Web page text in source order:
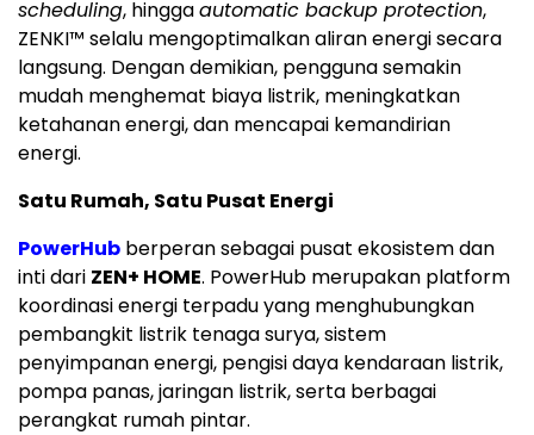
scheduling, hinggaautomatic backup protection,
ZENKI™ selalu mengoptimalkan aliran energi secara
langsung. Dengan demikian, pengguna semakin
mudah menghemat biaya listrik, meningkatkan
ketahanan energi, dan mencapai kemandirian
energi.
Satu Rumah, Satu Pusat Energi
PowerHub berperan sebagai pusat ekosistem dan
inti dari ZEN+ HOME. PowerHub merupakan platform
koordinasi energi terpadu yang menghubungkan
pembangkit listrik tenaga surya, sistem
penyimpanan energi, pengisi daya kendaraan listrik,
pompa panas, jaringan listrik, serta berbagai
perangkat rumah pintar.